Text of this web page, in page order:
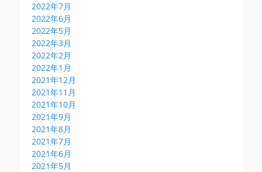
2022年7月
2022年6月
2022年5月
2022年3月
2022年2月
2022年1月
2021年12月
2021年11月
2021年10月
2021年9月
2021年8月
2021年7月
2021年6月
2021年5月